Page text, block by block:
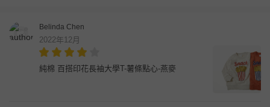
Belinda Chen
2022年12月
純棉 百搭印花長袖大學T-薯條點心-燕麥